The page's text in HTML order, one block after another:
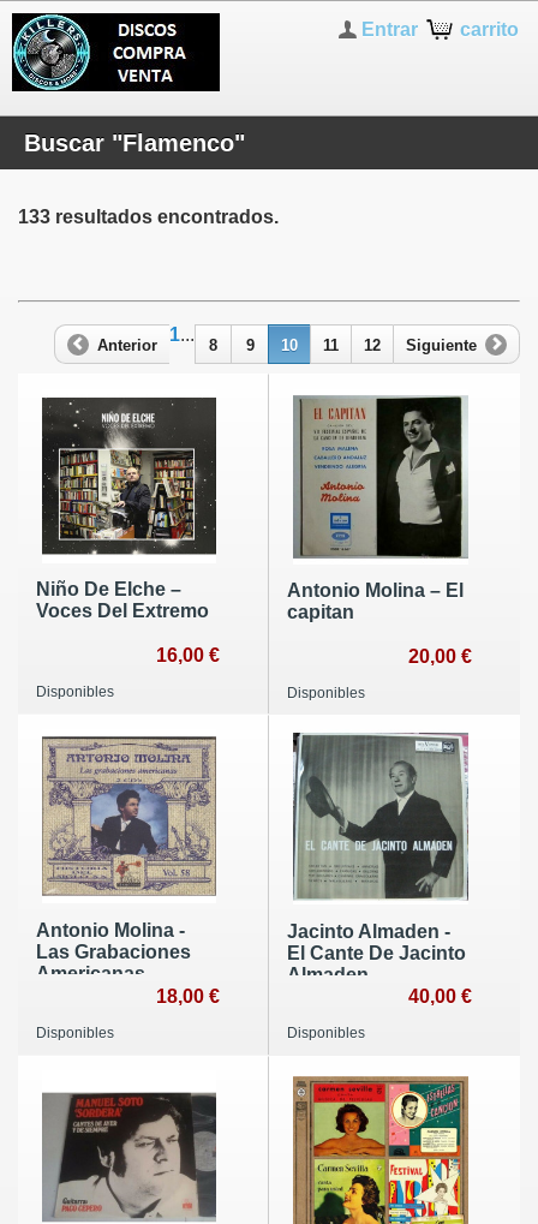
carrito
Entrar
Buscar "Flamenco"
133 resultados encontrados.
Anterior
1...
8 9 10 11 12 Siguiente
Niño De Elche ‎–
Voces Del Extremo
16,00 €
Disponibles
Antonio Molina ‎– El
capitan
20,00 €
Disponibles
Antonio Molina -
Las Grabaciones
Americanas.
18,00 €
Disponibles
Jacinto Almaden -
El Cante De Jacinto
Almaden.
40,00 €
Disponibles